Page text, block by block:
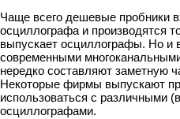
Чаще всего дешевые пробники
осциллографа и производятся
выпускает осциллографы. Но и
современными
нередко составляют заметную
Некоторые фирмы выпускают
использоваться с различными
осциллографами.